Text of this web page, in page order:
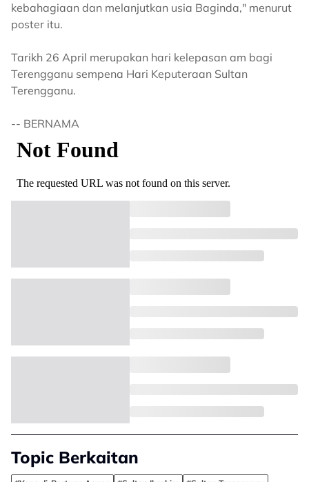
kebahagiaan dan melanjutkan usia Baginda," menurut
poster itu.
Tarikh 26 April merupakan hari kelepasan am bagi
Terengganu sempena Hari Keputeraan Sultan
Terengganu.
-- BERNAMA
Topic Berkaitan